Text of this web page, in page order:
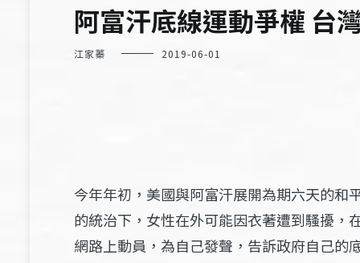
阿富汗底線運動爭權 台
江家蓁 2019-06-01
今年年初，美國與阿富汗展開為期六天的和
的統治下，女性在外可能因衣著遭到騷擾，
網路上動員，為自己發聲，告訴政府自己的